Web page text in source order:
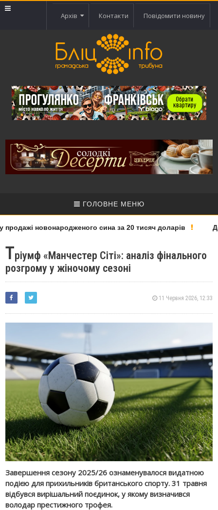
Архів Контакти Повідомити новину
ГОЛОВНЕ МЕНЮ
новонародженого сина за 20 тисяч доларів
Тріумф «Манчестер Сіті»: аналіз фінального
розгрому у жіночому сезоні
11 Червня 2026, 12:33
Завершення сезону 2025/26 ознаменувалося видатною
подією для прихильників британського спорту. 31 травня
відбувся вирішальний поєдинок, у якому визначився
володар престижного трофея.